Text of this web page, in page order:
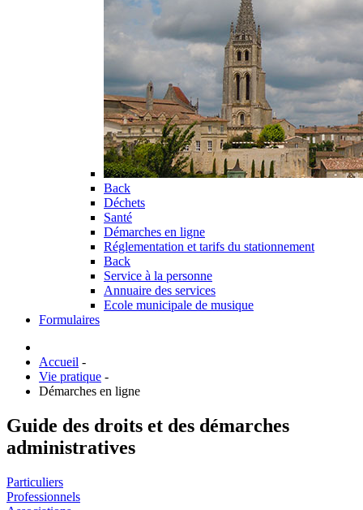
Back
Déchets
Santé
Démarches en ligne
Réglementation et tarifs du stationnement
Back
Service à la personne
Annuaire des services
Ecole municipale de musique
Formulaires
Accueil -
Vie pratique -
Démarches en ligne
Guide des droits et des démarches
administratives
Particuliers
Professionnels